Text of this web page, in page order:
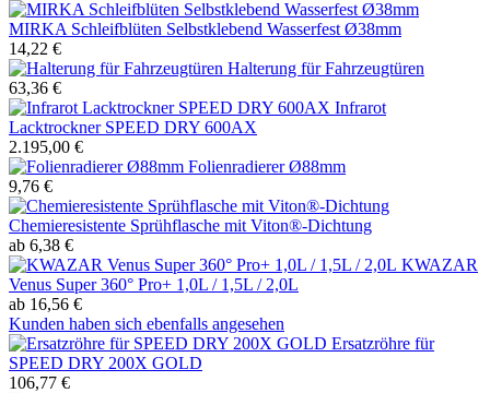
MIRKA Schleifblüten Selbstklebend Wasserfest Ø38mm
14,22 €
Halterung für Fahrzeugtüren
63,36 €
Infrarot
Lacktrockner SPEED DRY 600AX
2.195,00 €
Folienradierer Ø88mm
9,76 €
Chemieresistente Sprühflasche mit Viton®-Dichtung
ab 6,38 €
KWAZAR
Venus Super 360° Pro+ 1,0L / 1,5L / 2,0L
ab 16,56 €
Kunden haben sich ebenfalls angesehen
Ersatzröhre für
SPEED DRY 200X GOLD
106,77 €